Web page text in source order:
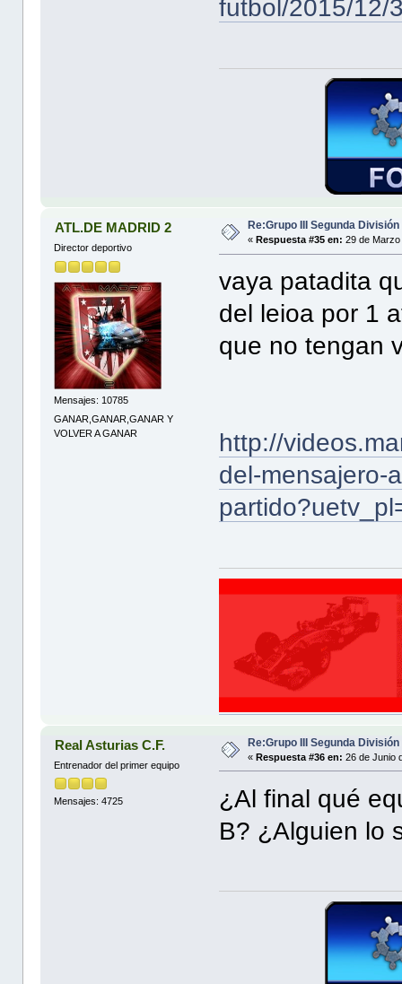
futbol/2015/12/
ATL.DE MADRID 2
Director deportivo
Mensajes: 10785
GANAR,GANAR,GANAR Y
VOLVER A GANAR
Re:Grupo III Segunda
« Respuesta #35 en: 29 de
vaya patadita
del leioa por 1
que no tengan
http://
del-mensajero-
Real Asturias C.F.
Entrenador del primer equipo
Mensajes: 4725
Re:Grupo III Segunda
«Respuesta #36 en: 26 de Junio
¿Al final qué
B? ¿Alguien lo